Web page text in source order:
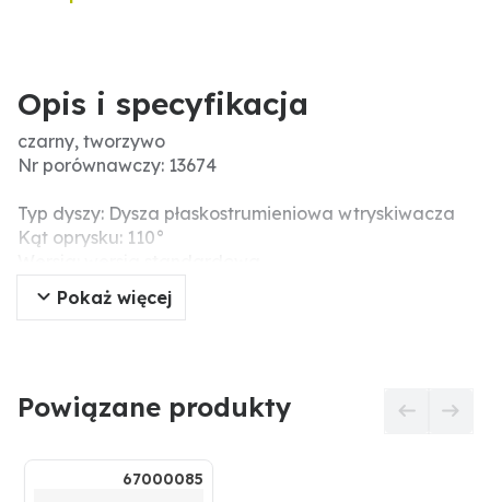
Opis i specyfikacja
czarny, tworzywo
Nr porównawczy: 13674
Typ dyszy: Dysza płaskostrumieniowa wtryskiwacza
Kąt oprysku: 110°
Obudowa - materiał: Plastik
Zalecany filtr (liczba oczek): 24
Pokaż więcej
Powiązane produkty
67000085